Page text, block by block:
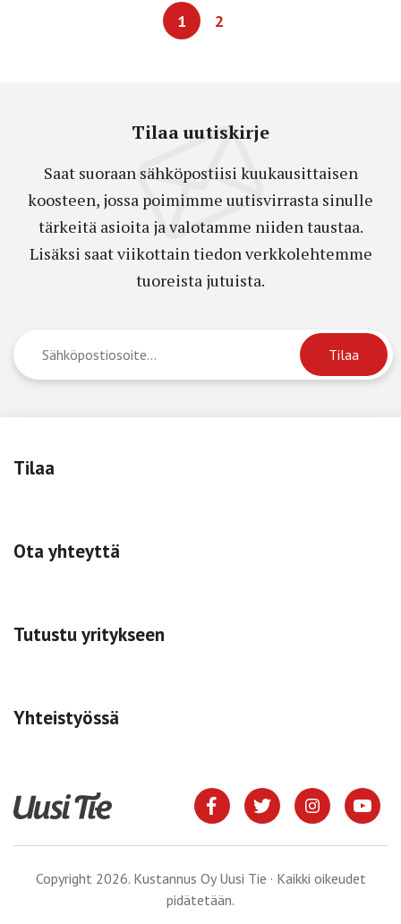
1 2
Tilaa uutiskirje
Saat suoraan sähköpostiisi kuukausittaisen
koosteen, jossa poimimme uutisvirrasta sinulle
tärkeitä asioita ja valotamme niiden taustaa.
Lisäksi saat viikottain tiedon verkkolehtemme
tuoreista jutuista.
Tilaa
Ota yhteyttä
Tutustu yritykseen
Yhteistyössä
Copyright 2026. Kustannus Oy Uusi Tie · Kaikki oikeudet
pidätetään.